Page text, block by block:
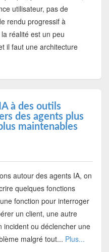
utilisateur, pas de
rendu progressif à
réalité est un peu
il faut une architecture
à des outils
des agents plus
maintenables
autour des agents IA, on
quelques fonctions
fonction pour interroger
un client, une autre
incident ou déclencher une
malgré tout... Plus...